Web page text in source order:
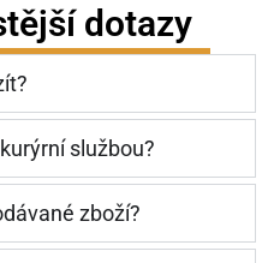
dotazy
službou?
zboží?